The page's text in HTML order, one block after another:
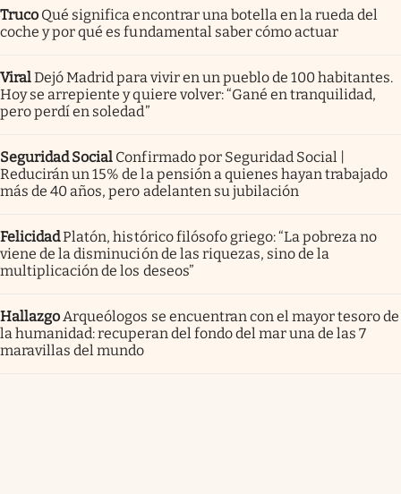
Truco Qué significa encontrar una botella en la rueda del
coche y por qué es fundamental saber cómo actuar
ViralDejó Madrid para vivir en un pueblo de 100 habitantes.
Hoy se arrepiente y quiere volver: “Gané en tranquilidad,
pero perdí en soledad”
Seguridad Social Confirmado por Seguridad Social |
Reducirán un 15% de la pensión a quienes hayan trabajado
más de 40 años, pero adelanten su jubilación
FelicidadPlatón, histórico filósofo griego: “La pobreza no
viene de la disminución de las riquezas, sino de la
multiplicación de los deseos”
HallazgoArqueólogos se encuentran con el mayor tesoro de
la humanidad: recuperan del fondo del mar una de las 7
maravillas del mundo